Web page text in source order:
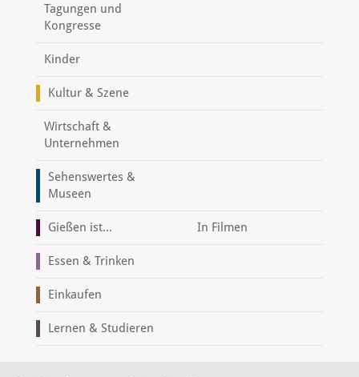
Tagungen und
Kongresse
Kinder
Kultur & Szene
Wirtschaft &
Unternehmen
Sehenswertes &
Museen
Gießen ist... In Filmen
Essen & Trinken
Einkaufen
Lernen & Studieren